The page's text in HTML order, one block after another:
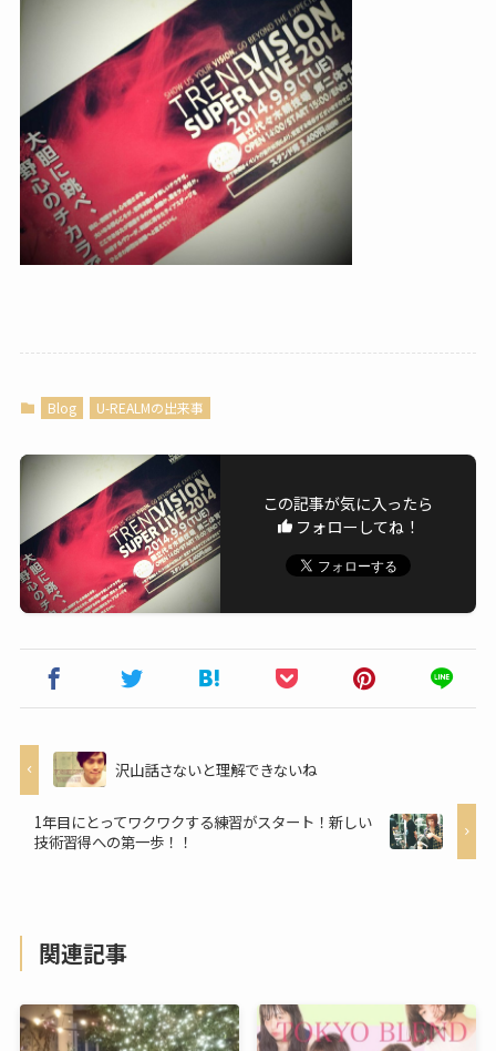
Blog U-REALMの出来事
この記事が気に入ったら
フォローしてね！
沢山話さないと理解できないね
1年目にとってワクワクする練習がスタート！新しい
技術習得への第一歩！！
関連記事